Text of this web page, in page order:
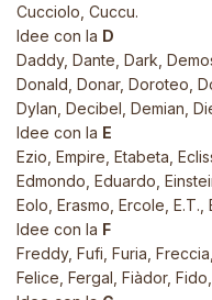
Cucciolo, Cuccu.
Idee con la D
Daddy, Dante, Dark,
Donald, Donar, Doroteo,
Dylan, Decibel, Demian,
Idee con la E
Ezio, Empire, Etabeta,
Edmondo, Eduardo,
Eolo, Erasmo, Ercole, E.T.,
Idee con la F
Freddy, Fufi, Furia,
Felice, Fergal, Fiàdor,